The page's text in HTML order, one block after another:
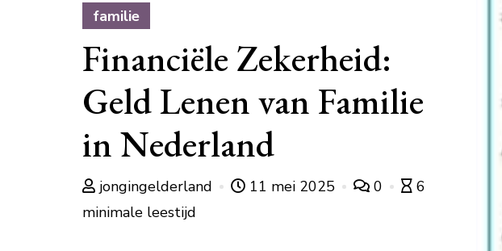
familie
Financiële Zekerheid:
Geld Lenen van Familie
in Nederland
jongingelderland 11 mei 2025 0
6
minimale leestijd